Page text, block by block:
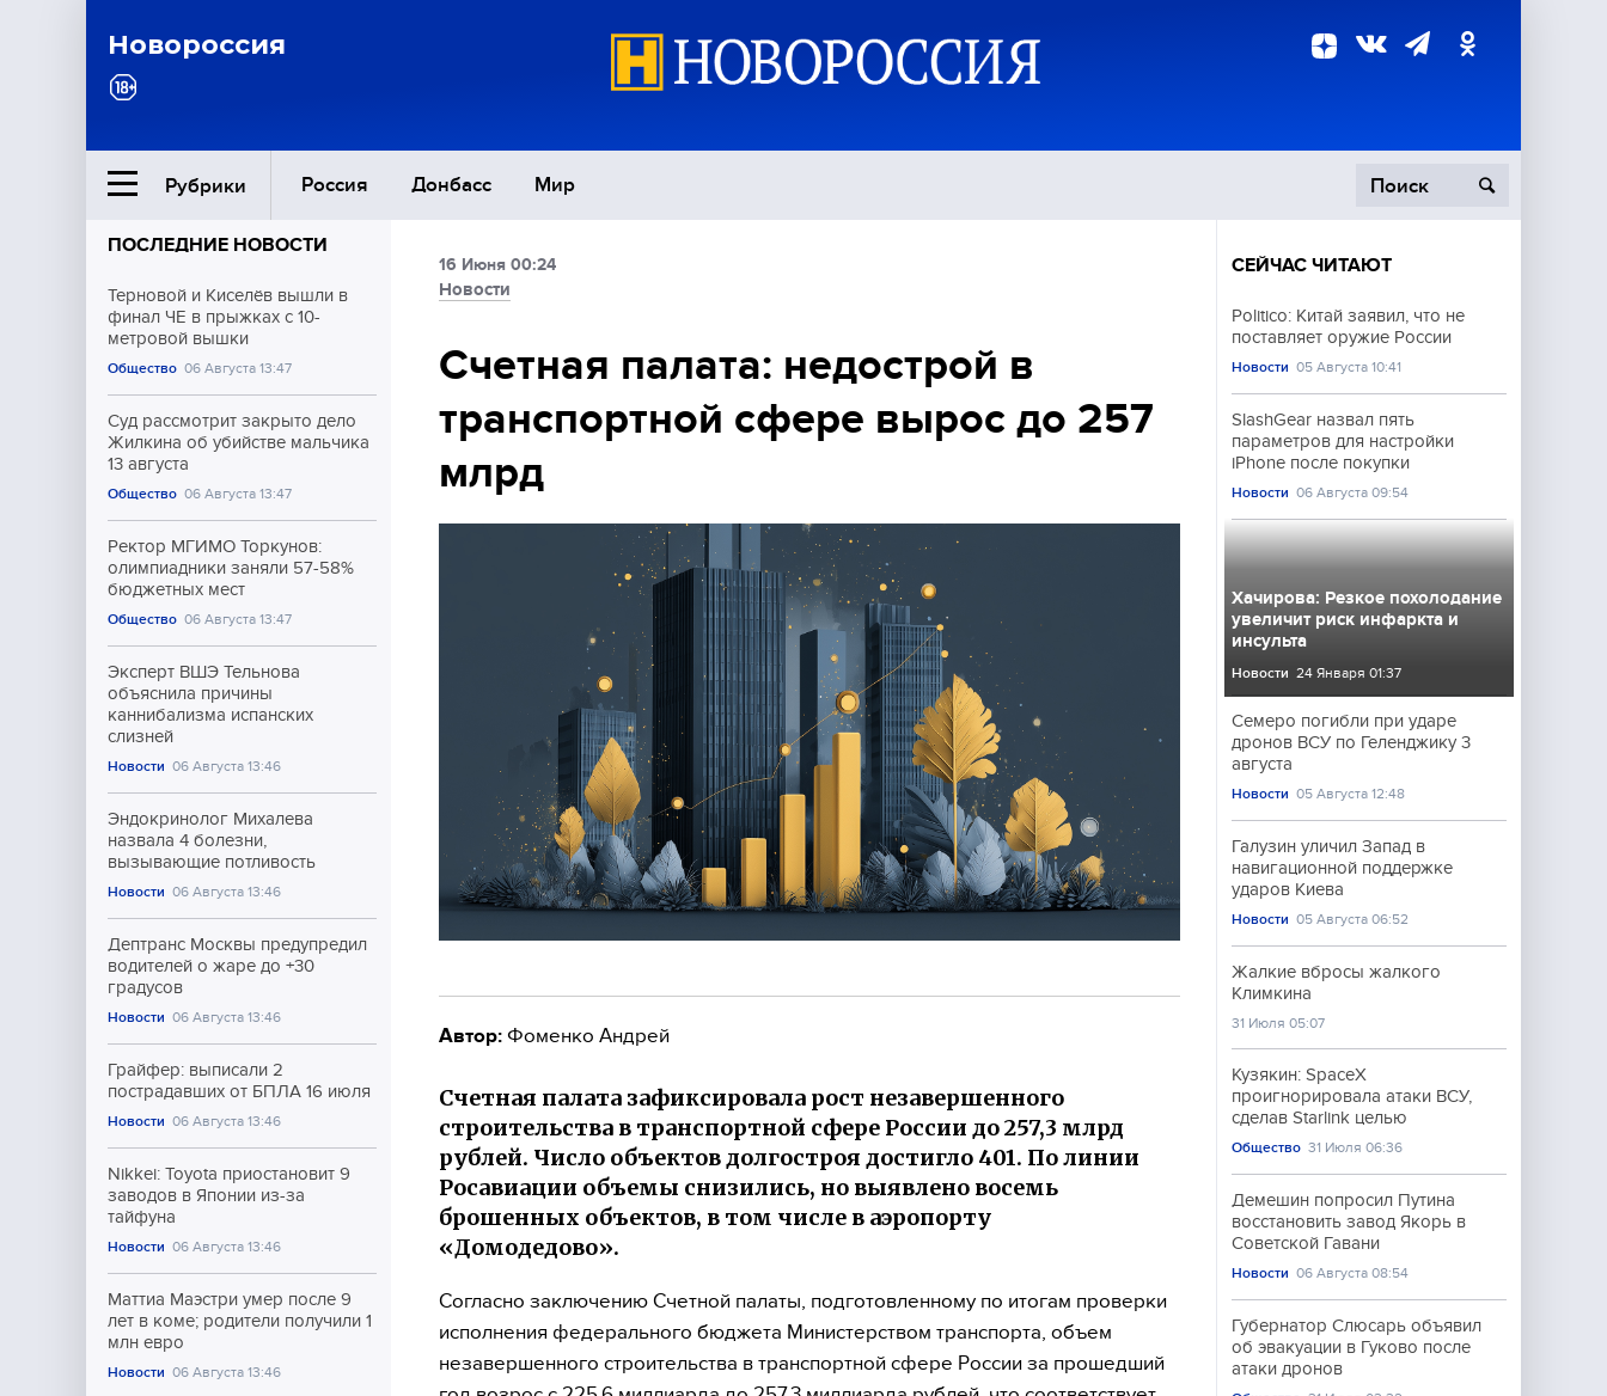
Новороссия
Рубрики Россия Донбасс Мир
Ближний Восток
Общество
Экономика
Происшествия
Культура
Спорт
ПОСЛЕДНИЕ НОВОСТИ
Терновой и Киселёв вышли в
финал ЧЕ в прыжках с 10-
метровой вышки
Общество 06 Августа 13:47
Суд рассмотрит закрыто дело
Жилкина об убийстве мальчика
13 августа
Общество 06 Августа 13:47
Ректор МГИМО Торкунов:
олимпиадники заняли 57-58%
бюджетных мест
Общество 06 Августа 13:47
Эксперт ВШЭ Тельнова
объяснила причины
каннибализма испанских
слизней
Новости 06 Августа 13:46
Эндокринолог Михалева
назвала 4 болезни,
вызывающие потливость
Новости 06 Августа 13:46
Дептранс Москвы предупредил
водителей о жаре до +30
градусов
Новости 06 Августа 13:46
Грайфер: выписали 2
пострадавших от БПЛА 16 июля
Новости 06 Августа 13:46
Nikkei: Toyota приостановит 9
заводов в Японии из-за
тайфуна
Новости 06 Августа 13:46
Маттиа Маэстри умер после 9
лет в коме; родители получили 1
млн евро
Новости 06 Августа 13:46
16 Июня 00:24
Новости
Счетная палата: недострой в
транспортной сфере вырос до 257
млрд
Автор: Фоменко Андрей
Счетная палата зафиксировала рост незавершенного
строительства в транспортной сфере России до 257,3 млрд
рублей. Число объектов долгостроя достигло 401. По линии
Росавиации объемы снизились, но выявлено восемь
брошенных объектов, в том числе в аэропорту
«Домодедово».
Согласно заключению Счетной палаты, подготовленному по итогам проверки
исполнения федерального бюджета Министерством транспорта, объем
незавершенного строительства в транспортной сфере России за прошедший
СЕЙЧАС ЧИТАЮТ
Politico: Китай заявил, что не
поставляет оружие России
Новости 05 Августа 10:41
SlashGear назвал пять
параметров для настройки
iPhone после покупки
Новости 06 Августа 09:54
Хачирова: Резкое похолодание
увеличит риск инфаркта и
инсульта
Новости 24 Января 01:37
Семеро погибли при ударе
дронов ВСУ по Геленджику 3
августа
Новости 05 Августа 12:48
Галузин уличил Запад в
навигационной поддержке
ударов Киева
Новости 05 Августа 06:52
Жалкие вбросы жалкого
Климкина
31 Июля 05:07
Кузякин: SpaceX
проигнорировала атаки ВСУ,
сделав Starlink целью
Общество 31 Июля 06:36
Демешин попросил Путина
восстановить завод Якорь в
Советской Гавани
Новости 06 Августа 08:54
Губернатор Слюсарь объявил
об эвакуации в Гуково после
атаки дронов